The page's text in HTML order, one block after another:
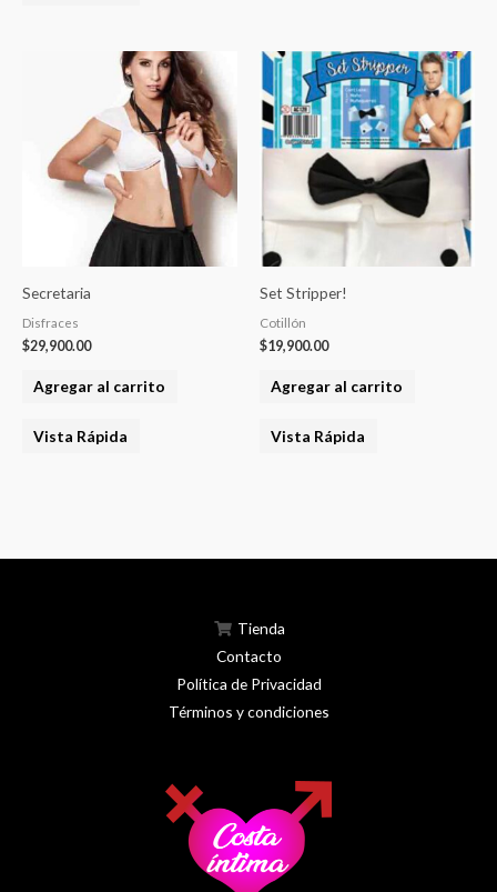
Secretaria
Disfraces
$29,900.00
Agregar al carrito
Vista Rápida
Set Stripper!
Cotillón
$19,900.00
Agregar al carrito
Vista Rápida
Tienda
Contacto
Política de Privacidad
Términos y condiciones